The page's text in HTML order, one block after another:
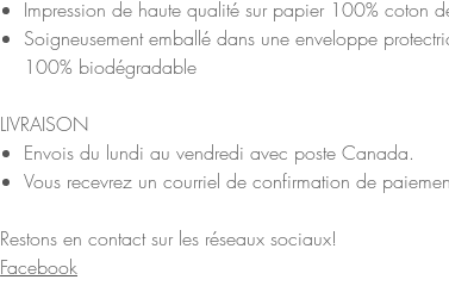
Impression de haute qualité sur papier 100% coton
Soigneusement emballé dans une enveloppe
100% biodégradable
LIVRAISON
Envois du lundi au vendredi avec poste Canada.
Vous recevrez un courriel de confirmation de
Restons en contact sur les réseaux sociaux!
Facebook